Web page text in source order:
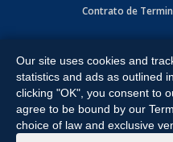
Contrato de
Expressway, Weslaco, TX
All Rights Reserved. Powered
Our site uses cookies and
statistics and ads as outlined
clicking "OK", you consent to
agree to be bound by our
choice of law and exclusive